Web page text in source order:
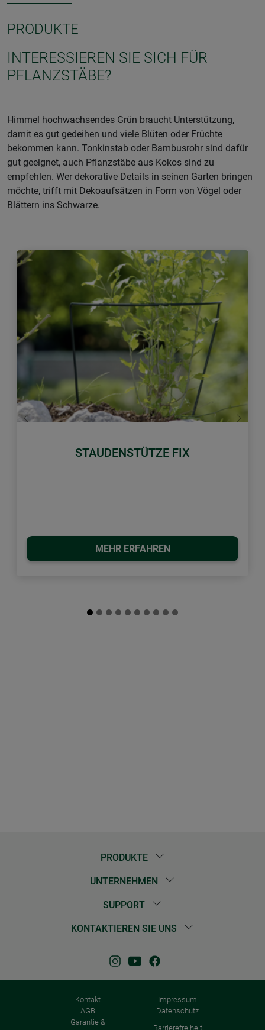
PRODUKTE
INTERESSIEREN SIE SICH FÜR
PFLANZSTÄBE?
Himmel hochwachsendes Grün braucht Unterstützung,
damit es gut gedeihen und viele Blüten oder Früchte
bekommen kann. Tonkinstab oder Bambusrohr sind dafür
gut geeignet, auch Pflanzstäbe aus Kokos sind zu
empfehlen. Wer dekorative Details in seinen Garten bringen
möchte, trifft mit Dekoaufsätzen in Form von Vögel oder
Blättern ins Schwarze.
STAUDENSTÜTZE FIX
MEHR ERFAHREN
Zurück Weiter
PRODUKTE
UNTERNEHMEN
SUPPORT
KONTAKTIEREN SIE UNS
Kontakt
Impressum
AGB
Datenschutz
Garantie &
Barrierefreiheit